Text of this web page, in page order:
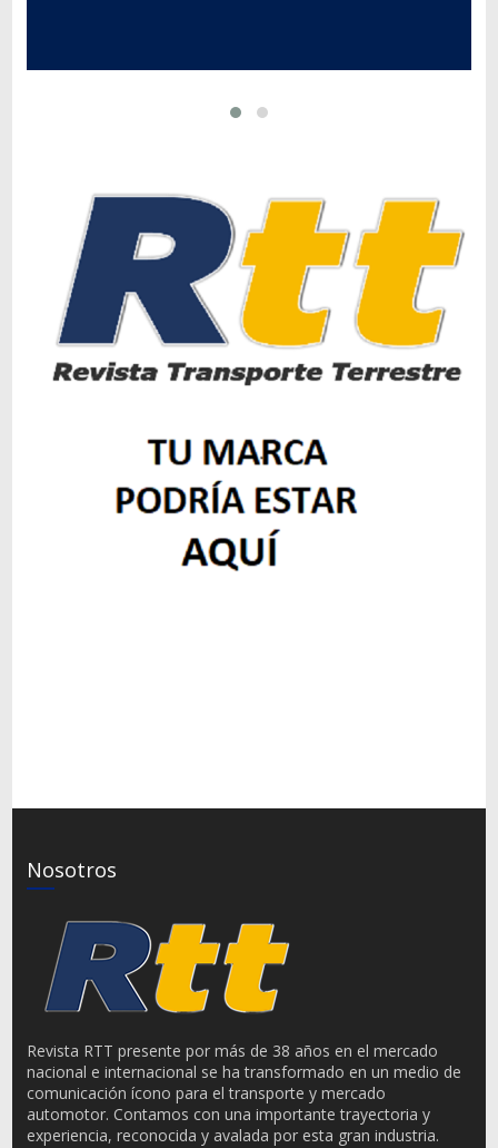
Nosotros
Revista RTT presente por más de 38 años en el mercado
nacional e internacional se ha transformado en un medio de
comunicación ícono para el transporte y mercado
automotor. Contamos con una importante trayectoria y
experiencia, reconocida y avalada por esta gran industria.